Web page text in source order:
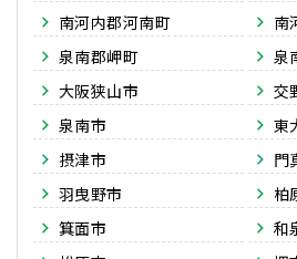
南河内郡河南町
南
泉南郡岬町
泉
大阪狭山市
交
泉南市
東
摂津市
門
羽曳野市
柏
箕面市
和